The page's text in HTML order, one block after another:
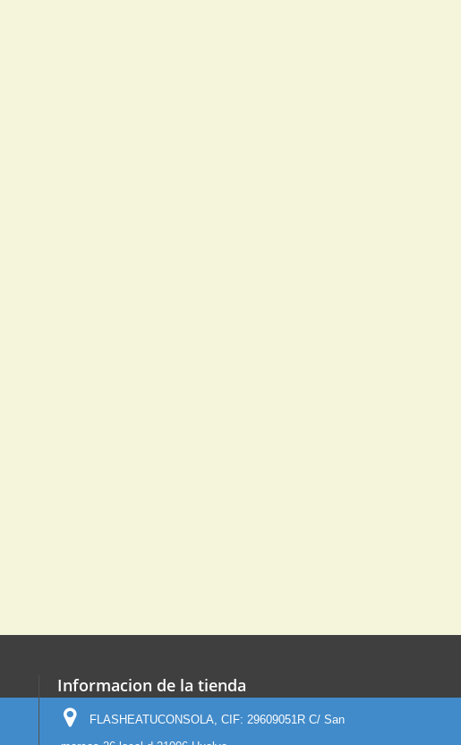
Informacion de la tienda
FLASHEATUCONSOLA, CIF: 29609051R C/ San